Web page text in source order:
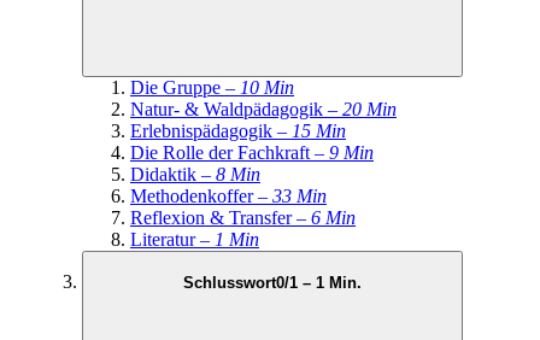
Die Gruppe – 10 Min
Natur- & Waldpädagogik – 20 Min
Erlebnispädagogik – 15 Min
Die Rolle der Fachkraft – 9 Min
Didaktik – 8 Min
Methodenkoffer – 33 Min
Reflexion & Transfer – 6 Min
Literatur – 1 Min
Schlusswort0/1 – 1 Min.